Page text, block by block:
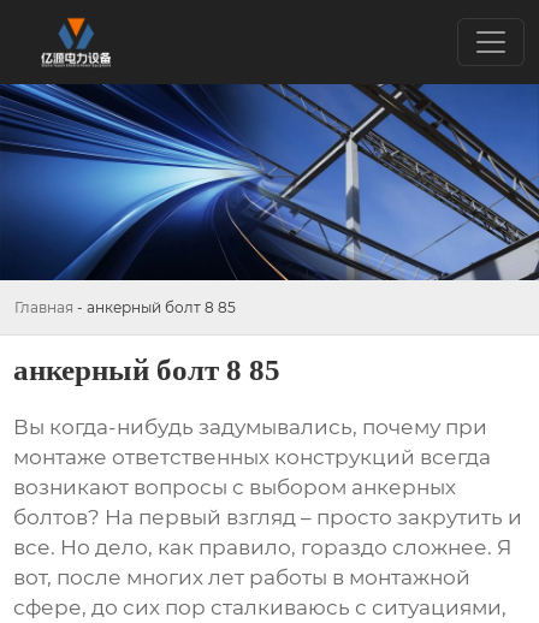
Главная - анкерный болт 8 85
анкерный болт 8 85
Вы когда-нибудь задумывались, почему при
монтаже ответственных конструкций всегда
возникают вопросы с выбором анкерных
болтов? На первый взгляд – просто закрутить и
все. Но дело, как правило, гораздо сложнее. Я
вот, после многих лет работы в монтажной
сфере, до сих пор сталкиваюсь с ситуациями,